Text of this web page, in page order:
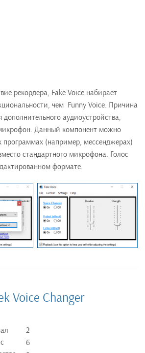
рекордера, Fake Voice набирает
чем Funny Voice. Причина
аудиоустройства,
Данный компонент можно
программах (например, мессенджерах)
стандартного микрофона. Голос
формате.
Voice Changer
2
6